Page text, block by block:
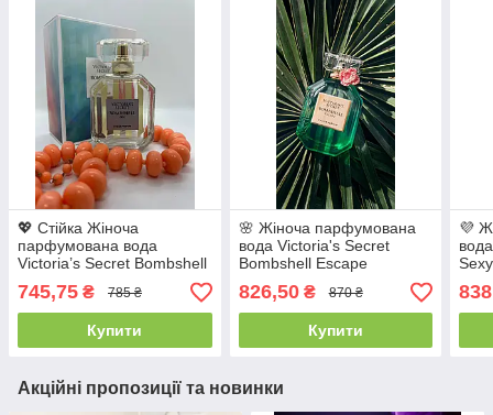
💖 Стійка Жіноча
парфумована вода
Victoria’s Secret Bombshell
Isle (Вікторія Сікрет
Бомбшел Айл) 100 мл.
Квітково-східний аромат
745,75 ₴ 785 ₴
Купити
🌸 Жіноча парфумована
вода Victoria's Secret
Bombshell Escape
(Вікторія Сікрет Ескейп)
100 мл. Стійка ніжний
квітковий аромат
826,50₴ 870 ₴
Купити
💜
100
Акційні пропозиції та новинки